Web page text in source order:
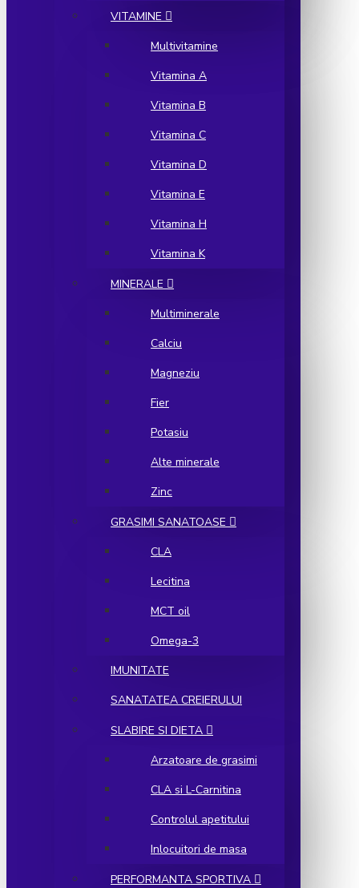
VITAMINE
Multivitamine
Vitamina A
Vitamina B
Vitamina C
Vitamina D
Vitamina E
Vitamina H
Vitamina K
MINERALE
Multiminerale
Calciu
Magneziu
Fier
Potasiu
Alte minerale
Zinc
GRASIMI SANATOASE
CLA
Lecitina
MCT oil
Omega-3
IMUNITATE
SANATATEA CREIERULUI
SLABIRE SI DIETA
Arzatoare de grasimi
CLA si L-Carnitina
Controlul apetitului
Inlocuitori de masa
PERFORMANTA SPORTIVA